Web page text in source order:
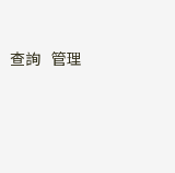
查詢 管理